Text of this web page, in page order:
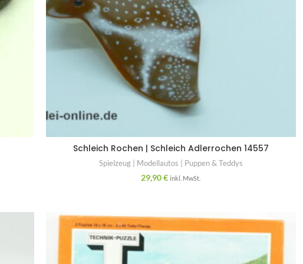
Schleich Rochen | Schleich Adlerrochen 14557
Spielzeug | Modellautos | Puppen & Teddys
29,90€ inkl. MwSt.